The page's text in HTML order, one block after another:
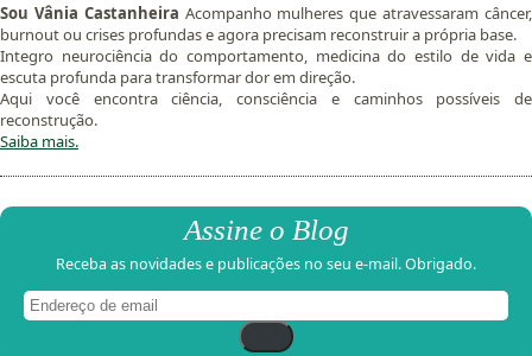
Sou Vânia Castanheira Acompanho mulheres que atravessaram câncer,
burnout ou crises profundas e agora precisam reconstruir a própria base.
Integro neurociência do comportamento, medicina do estilo de vida e
escuta profunda para transformar dor em direção.
Aqui você encontra ciência, consciência e caminhos possíveis de
reconstrução.
Saiba mais.
Assine o Blog
Receba as novidades e publicações no seu e-mail. Obrigado.
de
email